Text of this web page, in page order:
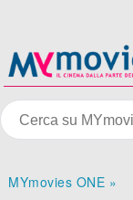
MYmovies ONE »